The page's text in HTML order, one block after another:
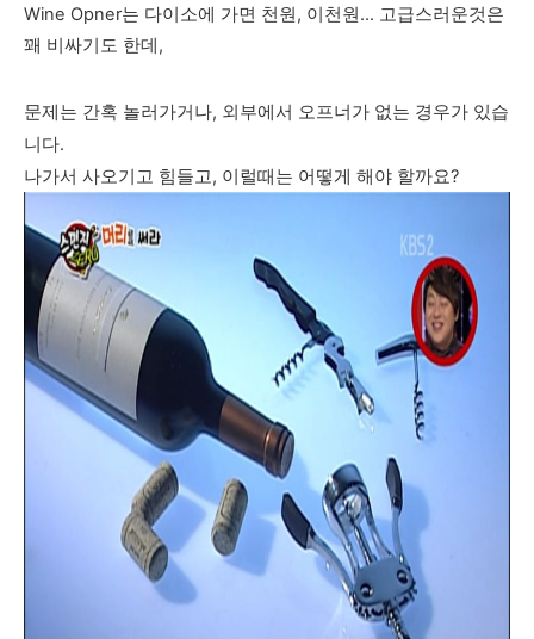
Wine Opner는 다이소에 가면 천원, 이천원... 고급스러운것은
꽤 비싸기도 한데,
문제는 간혹 놀러가거나, 외부에서 오프너가 없는 경우가 있습
니다.
나가서 사오기고 힘들고, 이럴때는 어떻게 해야 할까요?